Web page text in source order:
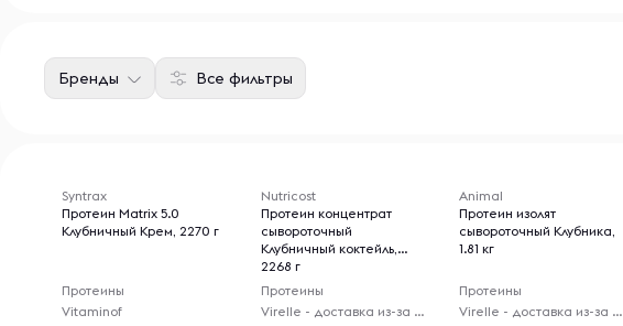
Все фильтры
Бренды
Syntrax
Протеин Matrix 5.0
Клубничный Крем, 2270 г
Протеины
Vitaminof
Nutricost
Протеин концентрат
сывороточный
Клубничный коктейль,
2268 г
Протеины
Virelle - доставка из-за рубежа
Animal
Протеин изолят
сывороточный Клубника,
1.81 кг
Протеины
Virelle - доставка из-за рубежа